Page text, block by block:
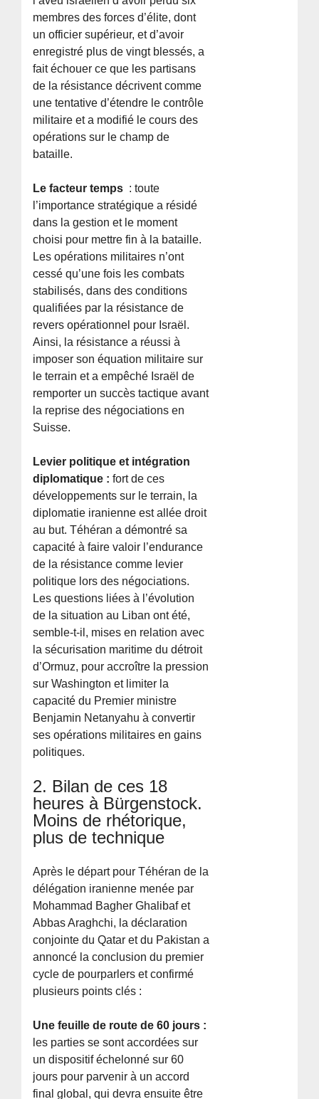
membres des forces d’élite, dont
un officier supérieur, et d’avoir
enregistré plus de vingt blessés, a
fait échouer ce que les partisans
de la résistance décrivent comme
une tentative d’étendre le contrôle
militaire et a modifié le cours des
opérations sur le champ de
bataille.
Le facteur temps : toute
l’importance stratégique a résidé
dans la gestion et le moment
choisi pour mettre fin à la bataille.
Les opérations militaires n’ont
cessé qu’une fois les combats
stabilisés, dans des conditions
qualifiées par la résistance de
revers opérationnel pour Israël.
Ainsi, la résistance a réussi à
imposer son équation militaire sur
le terrain et a empêché Israël de
remporter un succès tactique avant
la reprise des négociations en
Suisse.
Levier politique et intégration
diplomatique : fort de ces
développements sur le terrain, la
diplomatie iranienne est allée droit
au but. Téhéran a démontré sa
capacité à faire valoir l’endurance
de la résistance comme levier
politique lors des négociations.
Les questions liées à l’évolution
de la situation au Liban ont été,
semble-t-il, mises en relation avec
la sécurisation maritime du détroit
d’Ormuz, pour accroître la pression
sur Washington et limiter la
capacité du Premier ministre
Benjamin Netanyahu à convertir
ses opérations militaires en gains
politiques.
2. Bilan de ces 18
heures à Bürgenstock.
Moins de rhétorique,
plus de technique
Après le départ pour Téhéran de la
délégation iranienne menée par
Mohammad Bagher Ghalibaf et
Abbas Araghchi, la déclaration
conjointe du Qatar et du Pakistan a
annoncé la conclusion du premier
cycle de pourparlers et confirmé
plusieurs points clés :
Une feuille de route de 60 jours :
les parties se sont accordées sur
un dispositif échelonné sur 60
jours pour parvenir à un accord
final global, qui devra ensuite être